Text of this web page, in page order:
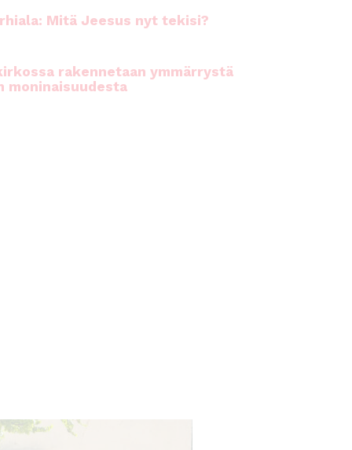
Mitä Jeesus nyt tekisi?
rakennetaan ymmärrystä
moninaisuudesta